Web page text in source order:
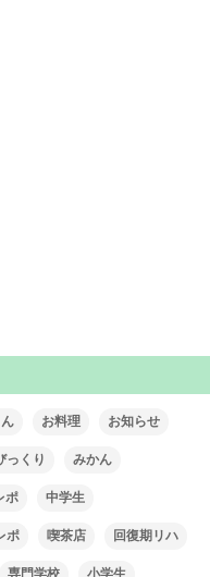
お料理 お知らせ
っくり みかん
ポ 中学生
ポ 喫茶店 回復期リハ
専門学校 小学生